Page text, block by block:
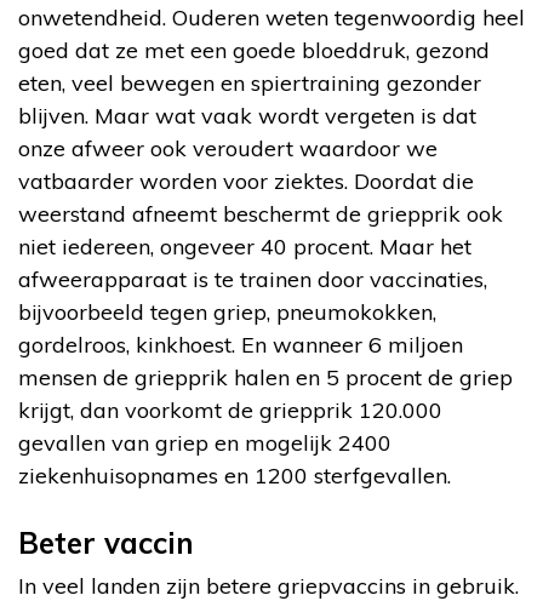
onwetendheid. Ouderen weten tegenwoordig heel
goed dat ze met een goede bloeddruk, gezond
eten, veel bewegen en spiertraining gezonder
blijven. Maar wat vaak wordt vergeten is dat
onze afweer ook veroudert waardoor we
vatbaarder worden voor ziektes. Doordat die
weerstand afneemt beschermt de griepprik ook
niet iedereen, ongeveer 40 procent. Maar het
afweerapparaat is te trainen door vaccinaties,
bijvoorbeeld tegen griep, pneumokokken,
gordelroos, kinkhoest. En wanneer 6 miljoen
mensen de griepprik halen en 5 procent de griep
krijgt, dan voorkomt de griepprik 120.000
gevallen van griep en mogelijk 2400
ziekenhuisopnames en 1200 sterfgevallen.
Beter vaccin
In veel landen zijn betere griepvaccins in gebruik.